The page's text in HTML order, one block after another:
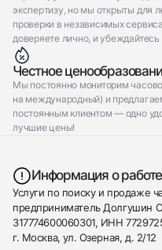
экспертизу, но мы открыты для
проверки в независимых
доверяете лично, и
Честное
Мы постоянно мониторим
на международный) и
постоянным клиентом — одно
лучшие цены!
Информация о
Услуги по поиску и продаже
предприниматель Долгушин
317774600060301, ИНН
г. Москва, ул. Озерная, д. 2/12